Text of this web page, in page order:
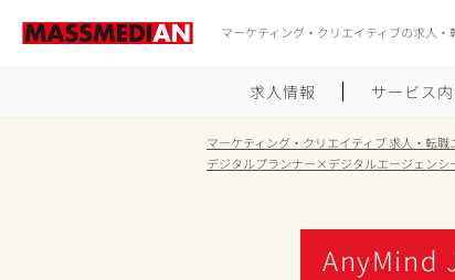
マーケティング・クリエイティブの求人
求人情報 サービス
マーケティング・クリエイティブ 求人・転職
デジタルプランナー×デジタルエージェンシ
AnyMind